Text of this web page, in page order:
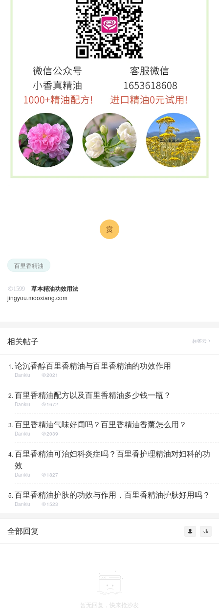
百里香精油
1599 草本精油功效用法
jingyou.mooxiang.com
相关帖子 标签云
论沉香醇百里香精油与百里香精油的功效作用
Dankiu 2021
百里香精油配方以及百里香精油多少钱一瓶？
Dankiu 1672
百里香精油气味好闻吗？百里香精油香薰怎么用？
Dankiu 2039
百里香精油可治妇科炎症吗？百里香护理精油对妇科的功
效
Dankiu 1827
百里香精油护肤的功效与作用，百里香精油护肤好用吗？
Dankiu 1523
全部回复
暂无回复，快来抢沙发